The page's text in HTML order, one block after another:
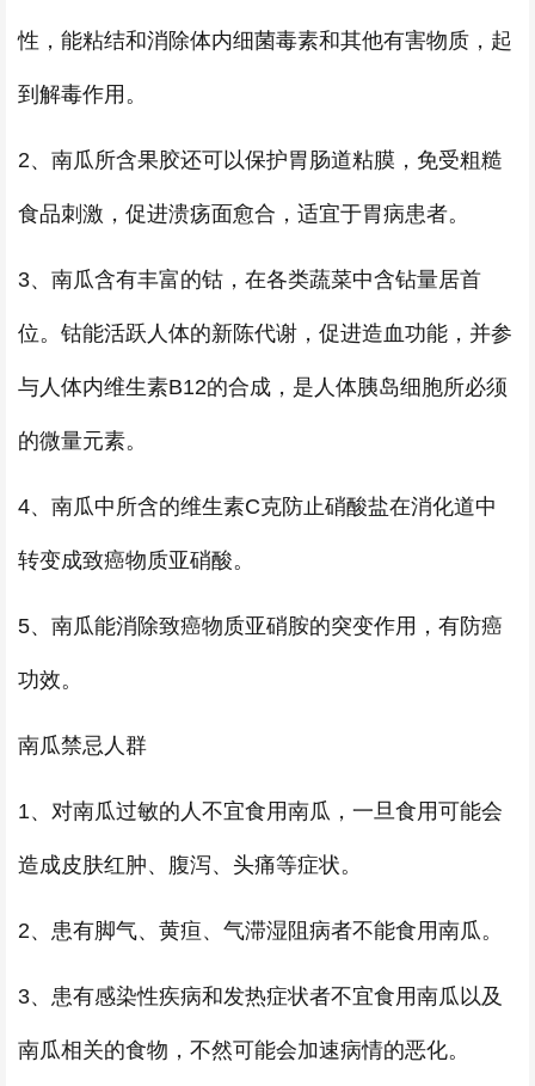
性，能粘结和消除体内细菌毒素和其他有害物质，起
到解毒作用。
2、南瓜所含果胶还可以保护胃肠道粘膜，免受粗糙
食品刺激，促进溃疡面愈合，适宜于胃病患者。
3、南瓜含有丰富的钴，在各类蔬菜中含钻量居首
位。钴能活跃人体的新陈代谢，促进造血功能，并参
与人体内维生素B12的合成，是人体胰岛细胞所必须
的微量元素。
4、南瓜中所含的维生素C克防止硝酸盐在消化道中
转变成致癌物质亚硝酸。
5、南瓜能消除致癌物质亚硝胺的突变作用，有防癌
功效。
南瓜禁忌人群
1、对南瓜过敏的人不宜食用南瓜，一旦食用可能会
造成皮肤红肿、腹泻、头痛等症状。
2、患有脚气、黄疸、气滞湿阻病者不能食用南瓜。
3、患有感染性疾病和发热症状者不宜食用南瓜以及
南瓜相关的食物，不然可能会加速病情的恶化。